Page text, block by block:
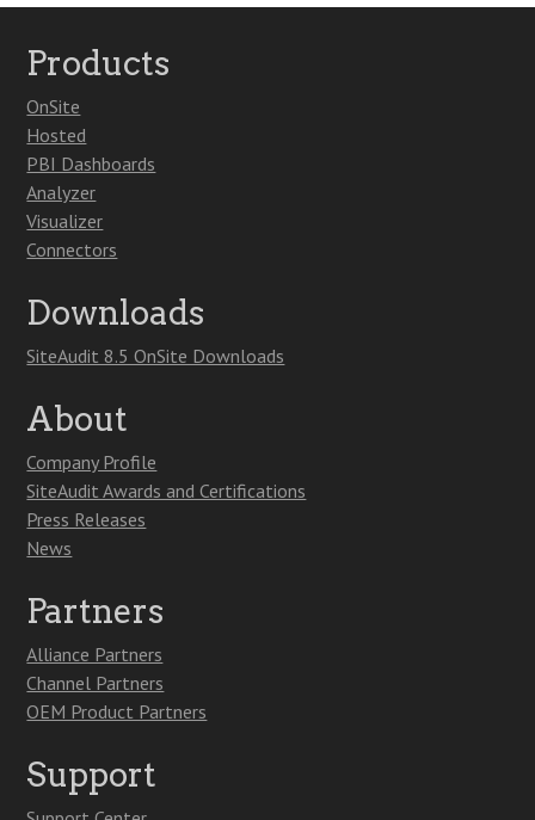
Products
OnSite
Hosted
PBI Dashboards
Analyzer
Visualizer
Connectors
Downloads
SiteAudit 8.5 OnSite Downloads
About
Company Profile
SiteAudit Awards and Certifications
Press Releases
News
Partners
Alliance Partners
Channel Partners
OEM Product Partners
Support